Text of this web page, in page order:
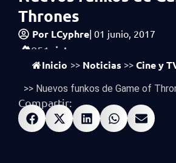
Thrones
Por LCyphre| 01 junio, 2017
851 vistas
Inicio >> Noticias >> Cine y
>> Nuevos funkos de Game of
Compartir: